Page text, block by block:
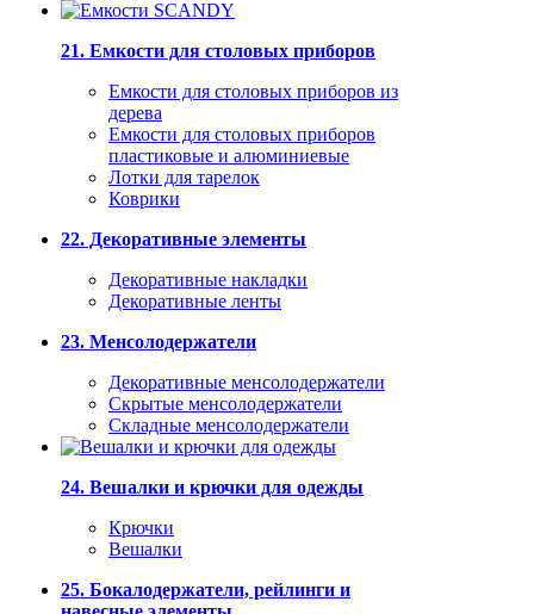
21. Емкости для столовых приборов
Емкости для столовых приборов из
дерева
Емкости для столовых приборов
пластиковые и алюминиевые
Лотки для тарелок
Коврики
22. Декоративные элементы
Декоративные накладки
Декоративные ленты
23. Менсолодержатели
Декоративные менсолодержатели
Скрытые менсолодержатели
Складные менсолодержатели
24. Вешалки и крючки для одежды
Крючки
Вешалки
25. Бокалодержатели, рейлинги и